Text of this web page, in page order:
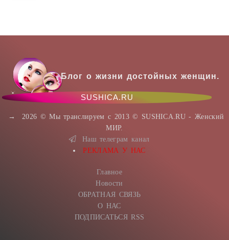
Блог о жизни достойных женщин.
SUSHICA.RU
→ 2026 © Мы транслируем с 2013 © SUSHICA.RU - Женский
МИР.
Наш телеграм канал
РЕКЛАМА У НАС
Главное
Новости
ОБРАТНАЯ СВЯЗЬ
О НАС
ПОДПИСАТЬСЯ RSS